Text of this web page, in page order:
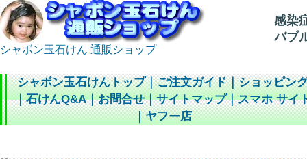
シャボン玉石けん 通販ショップ
感染
バブ
シャボン玉石けんトップ｜ご注文ガイド｜ショッピン
｜石けんQ&A｜お問合せ｜サイトマップ｜スマホ サイ
｜ヤフー店